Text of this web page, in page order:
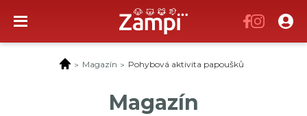
Magazín
Magazín Pohybová aktivita papoušků
Magazín